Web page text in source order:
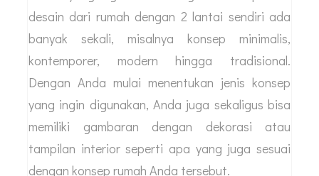
desain dari rumah dengan 2 lantai sendiri ada
banyak sekali, misalnya konsep minimalis,
kontemporer, modern hingga tradisional.
Dengan Anda mulai menentukan jenis konsep
yang ingin digunakan, Anda juga sekaligus bisa
memiliki gambaran dengan dekorasi atau
tampilan interior seperti apa yang juga sesuai
dengan konsep rumah Anda tersebut.